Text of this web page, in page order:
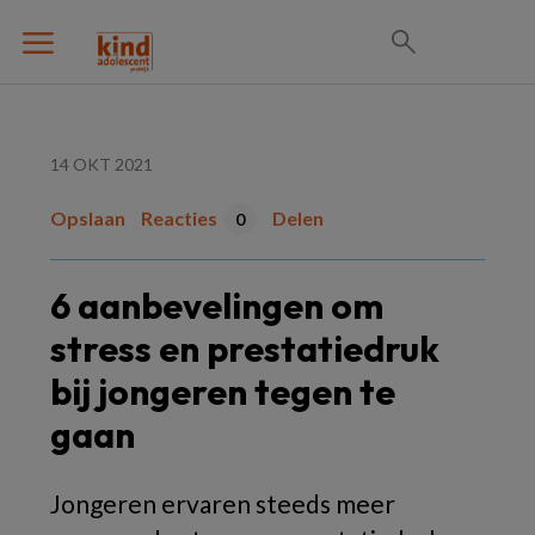
14 OKT 2021
Opslaan Reacties 0 Delen
6 aanbevelingen om
stress en prestatiedruk
bij jongeren tegen te
gaan
Jongeren ervaren steeds meer